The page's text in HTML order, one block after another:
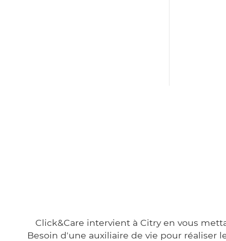
Click&Care intervient à Citry en vous
Besoin d'une auxiliaire de vie pour réaliser